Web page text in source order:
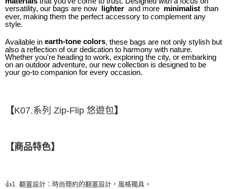
versatility, our bags are now
lighter and more minimalist than
ever, making them the perfect accessory to complement any
style.
Available in earth-tone colors, these bags are not only stylish but
also a reflection of our dedication to harmony with nature.
Whether you're heading to work, exploring the city, or embarking
on an outdoor adventure, our new collection is designed to be
your go-to companion for every occasion.
【K07.系列 Zip-Flip 悠遊包】
【商品特色】
👍1. 翻蓋設計：時尚簡約的翻蓋設計，風格獨具。